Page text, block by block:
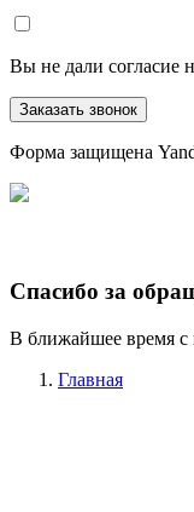
Вы не дали согласие
Заказать звонок
Форма защищена
Спасибо за
В ближайшее время с
Главная